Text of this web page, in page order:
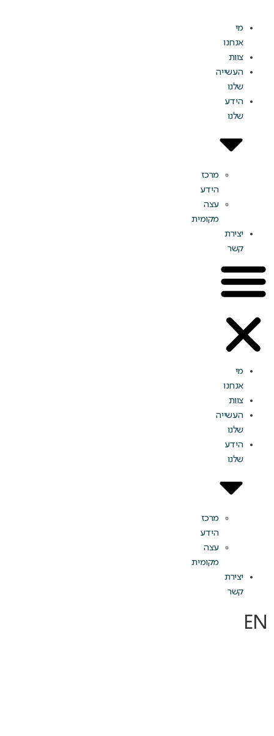
מי
אנחנו
צוות
העשייה
שלנו
הידע
שלנו
מרכז
הידע
עצה
מקומית
יצירת
קשר
מי
אנחנו
צוות
העשייה
שלנו
הידע
שלנו
מרכז
הידע
עצה
מקומית
יצירת
קשר
EN